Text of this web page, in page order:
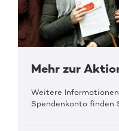
Mehr zur
Weitere
Spendenkonto finden